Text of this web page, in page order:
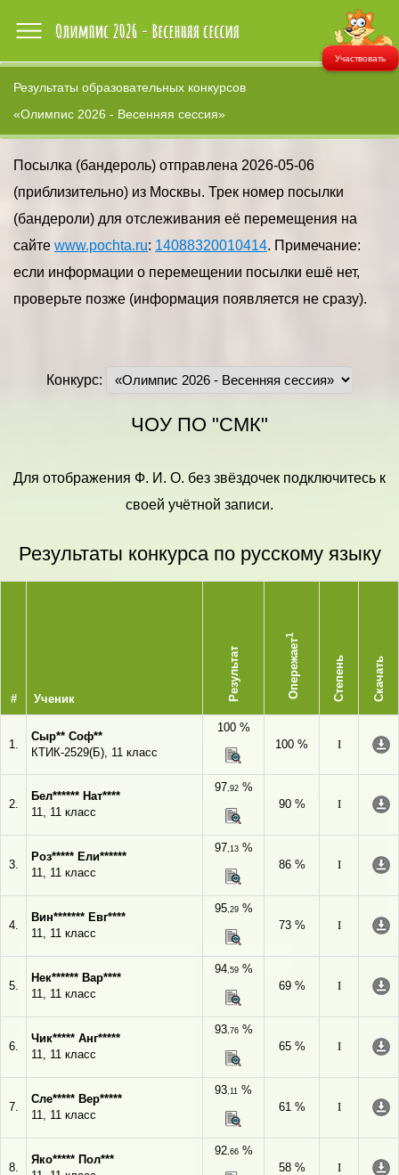
Участвовать
Результаты образовательных конкурсов
«Олимпис 2026 - Весенняя сессия»
Посылка (бандероль) отправлена 2026-05-06
(приблизительно) из Москвы. Трек номер посылки
(бандероли) для отслеживания её перемещения на
сайте www.pochta.ru: 14088320010414. Примечание:
если информации о перемещении посылки ешё нет,
проверьте позже (информация появляется не сразу).
Конкурс:
ЧОУ ПО "СМК"
Для отображения Ф. И. О. без звёздочек подключитесь к
своей учётной записи.
Результаты конкурса по русскому языку
# Ученик Результат Опережает
1
Степень Скачать
1.
Сыр** Соф**
КТИК-2529(Б), 11 класс
100 %
100 %
I
2.
Бел****** Нат****
11, 11 класс
97,92%
90 %
I
3.
Роз***** Ели******
11, 11 класс
97,13%
86 %
I
4.
Вин******* Евг****
11, 11 класс
95,29%
73 %
I
5.
Нек****** Вар****
11, 11 класс
94,59%
69 %
I
6.
Чик***** Анг*****
11, 11 класс
93,76%
65 %
I
7.
Сле***** Вер*****
11, 11 класс
93,11 %
61 %
I
8.
Яко***** Пол***
92,66%
58 %
I